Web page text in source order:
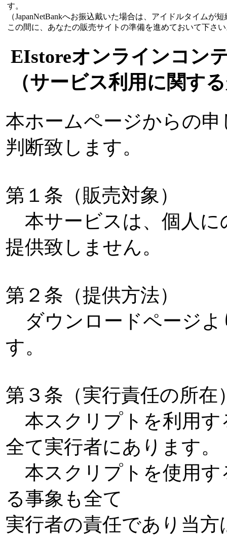
す。
（JapanNetBankへお振込戴いた場合は、アイドルタイムが
この間に、あなたの販売サイトの準備を進めておいて下さ
EIstoreオンラインコン
（サービス利用に関す
本ホームページからの
判断致します。
第１条（販売対象）
本サービスは、個人に
提供致しません。
第２条（提供方法）
ダウンロードページよ
す。
第３条（実行責任の所在
本スクリプトを利用す
全て実行者にあります。
本スクリプトを使用す
る事象も全て
実行者の責任であり当